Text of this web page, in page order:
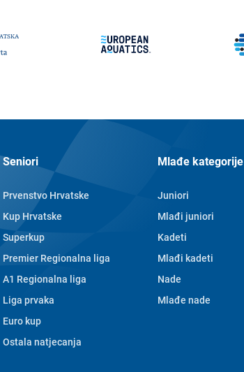
Seniori
Prvenstvo Hrvatske
Kup Hrvatske
Superkup
Premier Regionalna liga
A1 Regionalna liga
Liga prvaka
Euro kup
Ostala natjecanja
Mlađe kategorije
Juniori
Mlađi juniori
Kadeti
Mlađi kadeti
Nade
Mlađe nade